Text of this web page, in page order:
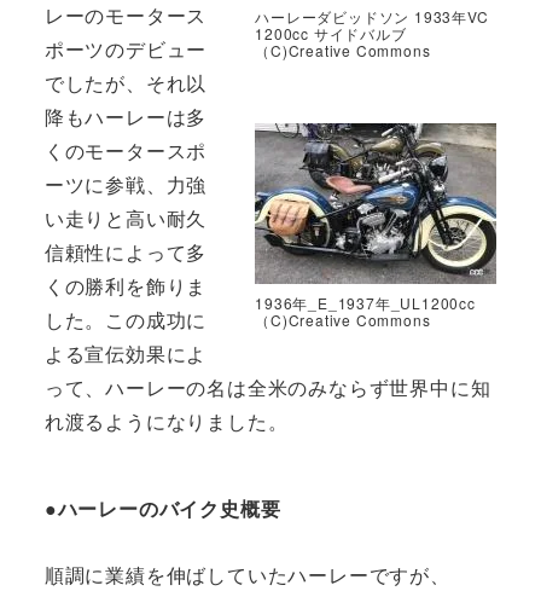
ハーレーダビッドソン 1933年VC
1200cc サイドバルブ
（C)Creative Commons
1936年_E_1937年_UL1200cc
（C)Creative Commons
レーのモータース
ポーツのデビュー
でしたが、それ以
降もハーレーは多
くのモータースポ
ーツに参戦、力強
い走りと高い耐久
信頼性によって多
くの勝利を飾りま
した。この成功に
よる宣伝効果によ
って、ハーレーの名は全米のみならず世界中に知
れ渡るようになりました。
●ハーレーのバイク史概要
順調に業績を伸ばしていたハーレーですが、